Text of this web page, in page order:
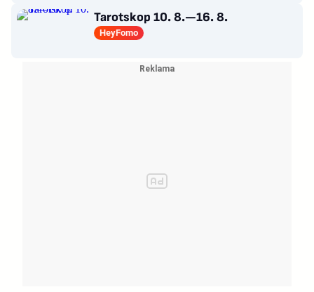
Tarotskop 10. 8.—16. 8.
HeyFomo